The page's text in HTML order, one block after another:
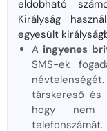
eldobható
Királyság
egyesült
A ingyenes
SMS-ek
társkereső és
hogy nem
telefonszámát.